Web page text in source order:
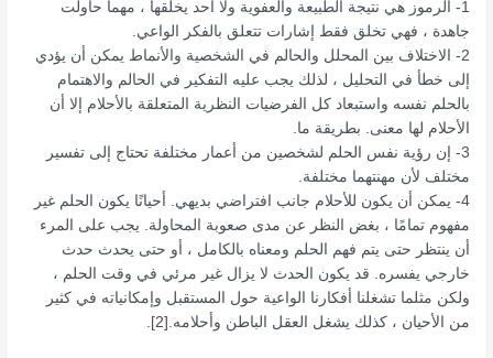
1- الرموز هي نتيجة الطبيعة والعفوية ولا أحد يخلقها ، مهما حاولت
جاهدة ، فهي تخلق فقط إشارات تتعلق بالفكر الواعي.
2- الاختلاف بين المحلل والحالم في الشخصية والأنماط يمكن أن يؤدي
إلى خطأ في التحليل ، لذلك يجب عليه التفكير في الحالم والاهتمام
بالحلم نفسه واستبعاد كل الفرضيات النظرية المتعلقة بالأحلام إلا أن
الأحلام لها معنى. بطريقة ما.
3- إن رؤية نفس الحلم لشخصين من أعمار مختلفة تحتاج إلى تفسير
مختلف لأن مهنتهما مختلفة.
4- يمكن أن يكون للأحلام جانب افتراضي بديهي. أحيانًا يكون الحلم غير
مفهوم تمامًا ، بغض النظر عن مدى صعوبة المحاولة. يجب على المرء
أن ينتظر حتى يتم فهم الحلم ومعناه بالكامل ، أو حتى يحدث حدث
خارجي يفسره. قد يكون الحدث لا يزال غير مرئي في وقت الحلم ،
ولكن مثلما تشغلنا أفكارنا الواعية حول المستقبل وإمكانياته في كثير
من الأحيان ، كذلك يشغل العقل الباطن وأحلامه.[2].